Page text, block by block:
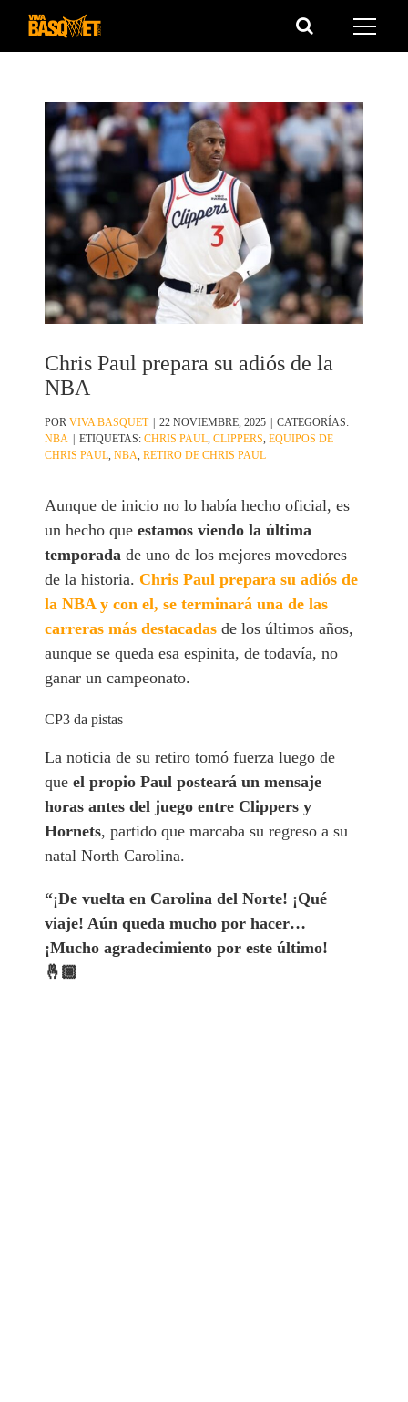
Saltar
Chris Paul prepara su adiós de la
NBA
PORVIVA BASQUET | 22 NOVIEMBRE, 2025 | CATEGORÍAS:
NBA | ETIQUETAS:CHRIS PAUL ,CLIPPERS ,EQUIPOS DE
CHRIS PAUL ,NBA ,RETIRO DE CHRIS PAUL
Aunque de inicio no lo había hecho oficial, es
un hecho queestamos viendo la última
temporada de uno de los mejores movedores
de la historia.Chris Paul prepara su adiós de
la NBA y con el, se terminará una de las
carreras más destacadas de los últimos años,
aunque se queda esa espinita, de todavía, no
ganar un campeonato.
CP3 da pistas
La noticia de su retiro tomó fuerza luego de
queel propio Paul posteará un mensaje
horas antes del juego entre Clippers y
Hornets, partido que marcaba su regreso a su
natal North Carolina.
“¡De vuelta en Carolina del Norte! ¡Qué
viaje! Aún queda mucho por hacer…
¡Mucho agradecimiento por este último!
🤞🏾